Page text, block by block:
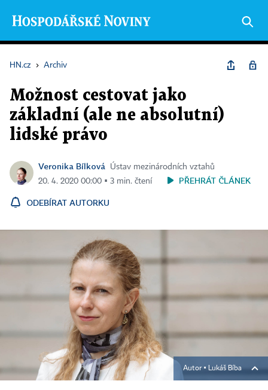
HN.cz › Archiv
Možnost cestovat jako
základní (ale ne absolutní)
lidské právo
Veronika Bílková
Ústav mezinárodních vztahů
20. 4. 2020 00:00 ▪ 3 min. čtení
PŘEHRÁT ČLÁNEK
ODEBÍRAT AUTORKU
Autor ▪ Lukáš Bíba